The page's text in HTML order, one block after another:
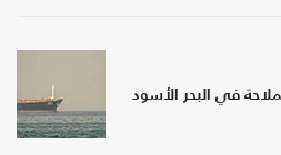
في البحر الأسود